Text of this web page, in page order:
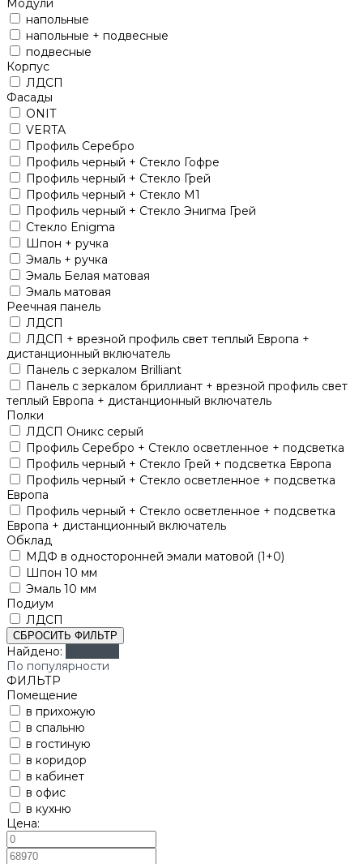
Модули
напольные
напольные + подвесные
подвесные
Корпус
ЛДСП
Фасады
ONIT
VERTA
Профиль Серебро
Профиль черный + Стекло Гофре
Профиль черный + Стекло Грей
Профиль черный + Стекло М1
Профиль черный + Стекло Энигма Грей
Стекло Enigma
Шпон + ручка
Эмаль + ручка
Эмаль Белая матовая
Эмаль матовая
Реечная панель
ЛДСП
ЛДСП + врезной профиль свет теплый Европа +
дистанционный включатель
Панель с зеркалом Brilliant
Панель с зеркалом бриллиант + врезной профиль свет
теплый Европа + дистанционный включатель
Полки
ЛДСП Оникс серый
Профиль Серебро + Стекло осветленное + подсветка
Профиль черный + Стекло Грей + подсветка Европа
Профиль черный + Стекло осветленное + подсветка
Европа
Профиль черный + Стекло осветленное + подсветка
Европа + дистанционный включатель
Обклад
МДФ в односторонней эмали матовой (1+0)
Шпон 10 мм
Эмаль 10 мм
Подиум
ЛДСП
СБРОСИТЬ ФИЛЬТР
Найдено:
По популярности
ФИЛЬТР
Помещение
в прихожую
в спальню
в гостиную
в коридор
в кабинет
в офис
в кухню
Цена: